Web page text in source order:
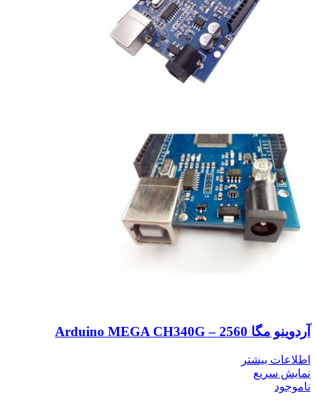
آردوینو مگا 2560 – Arduino MEGA CH340G
اطلاعات بیشتر
نمایش سریع
ناموجود